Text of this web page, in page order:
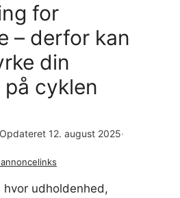
for
– derfor kan
din
cyklen
Opdateret 12. august 2025·
hvor udholdenhed,